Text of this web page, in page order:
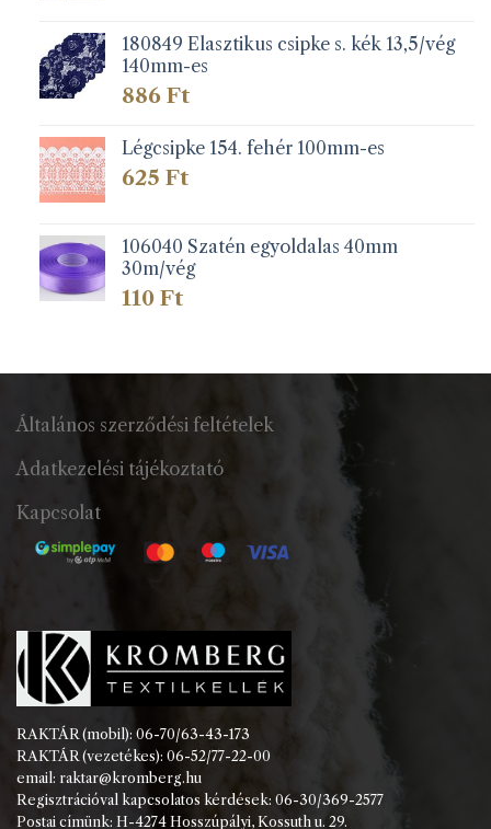
180849 Elasztikus csipke s. kék 13,5/vég
140mm-es
886 Ft
Légcsipke 154. fehér 100mm-es
625 Ft
106040 Szatén egyoldalas 40mm
30m/vég
110 Ft
Általános szerződési feltételek
Adatkezelési tájékoztató
Kapcsolat
RAKTÁR (mobil): 06-70/63-43-173
RAKTÁR (vezetékes): 06-52/77-22-00
email: raktar@kromberg.hu
Regisztrációval kapcsolatos kérdések: 06-30/369-2577
Postai címünk: H-4274 Hosszúpályi, Kossuth u. 29.